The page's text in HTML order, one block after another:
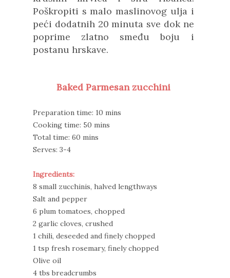
Poškropiti s malo maslinovog ulja i
peći dodatnih 20 minuta sve dok ne
poprime zlatno smeđu boju i
postanu hrskave.
Baked Parmesan zucchini
Preparation time: 10 mins
Cooking time: 50 mins
Total time: 60 mins
Serves: 3-4
Ingredients:
8 small zucchinis, halved lengthways
Salt and pepper
6 plum tomatoes, chopped
2 garlic cloves, crushed
1 chili, deseeded and finely chopped
1 tsp fresh rosemary, finely chopped
Olive oil
4 tbs breadcrumbs